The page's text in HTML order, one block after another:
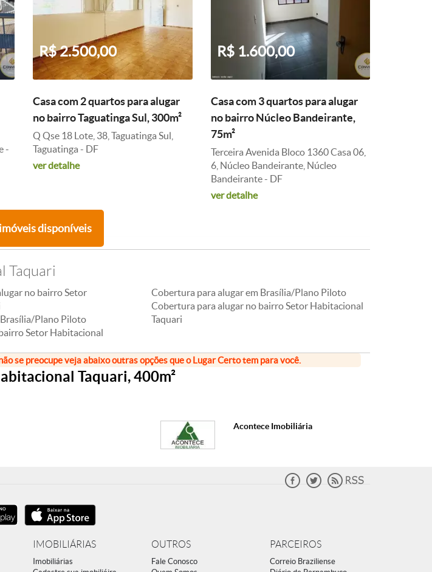
-
R$ 2.500,00
Casa com 2 quartos para alugar
no bairro Taguatinga Sul, 300m²
Q Qse 18 Lote, 38, Taguatinga Sul,
Taguatinga - DF
ver detalhe
R$ 1.600,00
Casa com 3 quartos para alugar
no bairro Núcleo Bandeirante,
75m²
Terceira Avenida Bloco 1360 Casa 06,
6, Núcleo Bandeirante, Núcleo
Bandeirante - DF
ver detalhe
disponíveis
Taquari
no bairro Setor
Brasília/Plano Piloto
Setor Habitacional
Cobertura para alugar em Brasília/Plano Piloto
Cobertura para alugar no bairro Setor Habitacional
Taquari
se preocupe veja abaixo outras opções que o Lugar Certo tem para você.
Taquari, 400m²
Acontece Imobiliária
IMOBILIÁRIAS
Imobiliárias
OUTROS
Fale Conosco
PARCEIROS
Correio Braziliense